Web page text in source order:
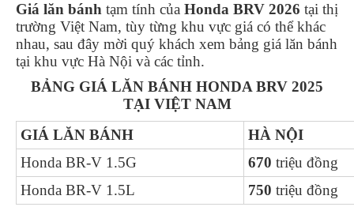
Giá lăn bánh tạm tính của Honda BRV 2026 tại thị
trường Việt Nam, tùy từng khu vực giá có thể khác
nhau, sau đây mời quý khách xem bảng giá lăn bánh
tại khu vực Hà Nội và các tỉnh.
BẢNG GIÁ LĂN BÁNH HONDA BRV 2025
TẠI VIỆT NAM
GIÁ LĂN BÁNH
HÀ NỘI
Honda BR-V 1.5G
670 triệu đồng
Honda BR-V 1.5L
750 triệu đồng